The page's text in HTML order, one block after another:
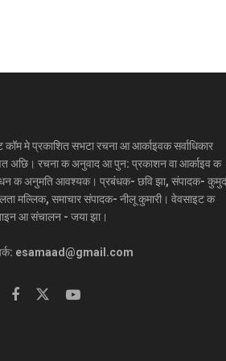
कॉम मे प्रकाशित सभटा रचना आ आर्काइवक सर्वाधिकार
अछि। रचना क अनुवाद आ पुन: प्रकाशन वा आर्काइव क
क अनुमति आवश्यक। प्रबंधक- छवि झा, संपादक- कुमुद
मल्लिक, समाचार संपादक- नीलू कुमारी। वेवसाइट क
आ संचालन - जया झा।
esamaad@gmail.com